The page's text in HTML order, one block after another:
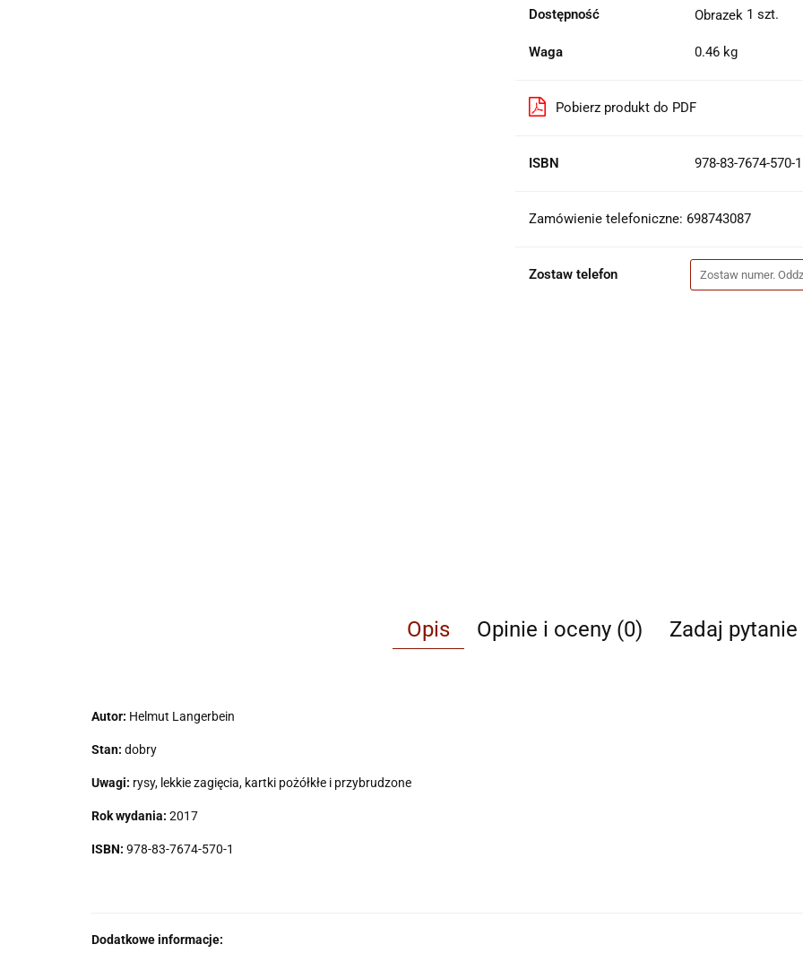
Dostępność 1 szt.
Waga 0.46 kg
Pobierz produkt do PDF
ISBN 978-83-7674-570-1
Zamówienie telefoniczne: 698743087
Zostaw telefon
Opis Opinie i oceny (0) Zadaj pytanie
Autor: Helmut Langerbein
Stan: dobry
Uwagi: rysy, lekkie zagięcia, kartki pożółkłe i przybrudzone
Rok wydania: 2017
ISBN: 978-83-7674-570-1
Dodatkowe informacje: